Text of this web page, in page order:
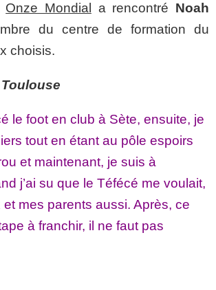
Onze Mondial a rencontré Noah
du centre de formation du
choisis.
le foot en club à Sète, ensuite, je
tout en étant au pôle espoirs
et maintenant, je suis à
j’ai su que le Téfécé me voulait,
et mes parents aussi. Après, ce
à franchir, il ne faut pas